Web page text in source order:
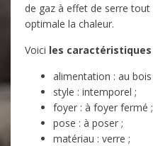
de gaz à effet de serre
optimale la chaleur.
Voici les caractéristiques
alimentation : au bois
style : intemporel ;
foyer : à foyer fermé ;
pose : à poser ;
matériau : verre ;